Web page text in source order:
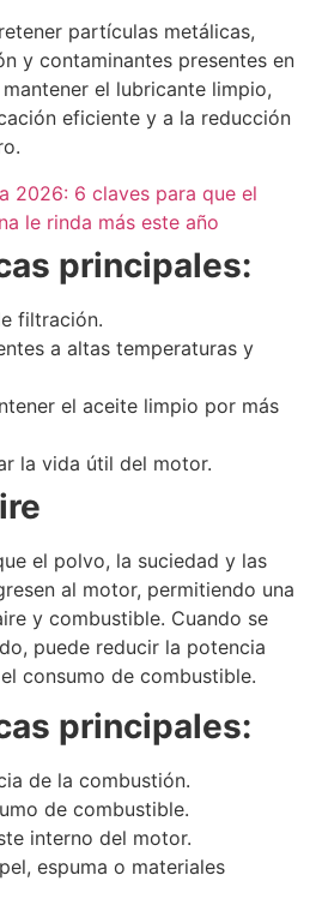
partículas metálicas,
y contaminantes presentes en
el lubricante limpio,
eficiente y a la reducción
2026: 6 claves para que el
le rinda más este año
principales:
filtración.
a altas temperaturas y
el aceite limpio por más
la vida útil del motor.
el polvo, la suciedad y las
al motor, permitiendo una
y combustible. Cuando se
puede reducir la potencia
consumo de combustible.
principales:
de la combustión.
de combustible.
interno del motor.
espuma o materiales